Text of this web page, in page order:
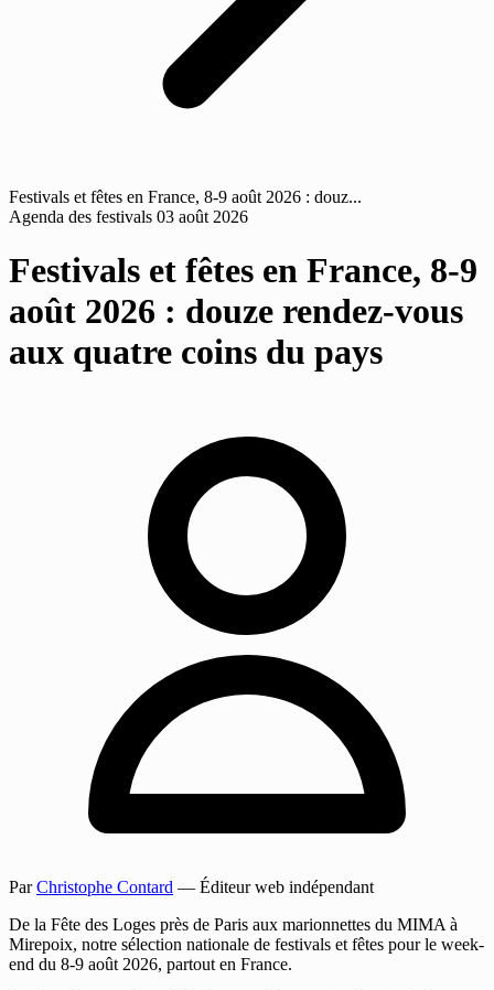
Festivals et fêtes en France, 8-9 août 2026 : douz...
Agenda des festivals 03 août 2026
Festivals et fêtes en France, 8-9
août 2026 : douze rendez-vous
aux quatre coins du pays
ParChristophe Contard — Éditeur web indépendant
De la Fête des Loges près de Paris aux marionnettes du MIMA à
Mirepoix, notre sélection nationale de festivals et fêtes pour le week-
end du 8-9 août 2026, partout en France.